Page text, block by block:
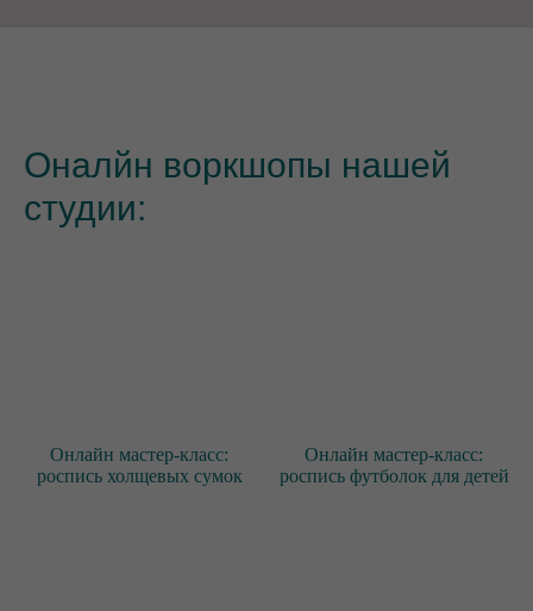
Оналйн воркшопы нашей
студии:
Онлайн мастер-класс:
роспись холщевых сумок
Онлайн мастер-класс:
роспись футболок для детей